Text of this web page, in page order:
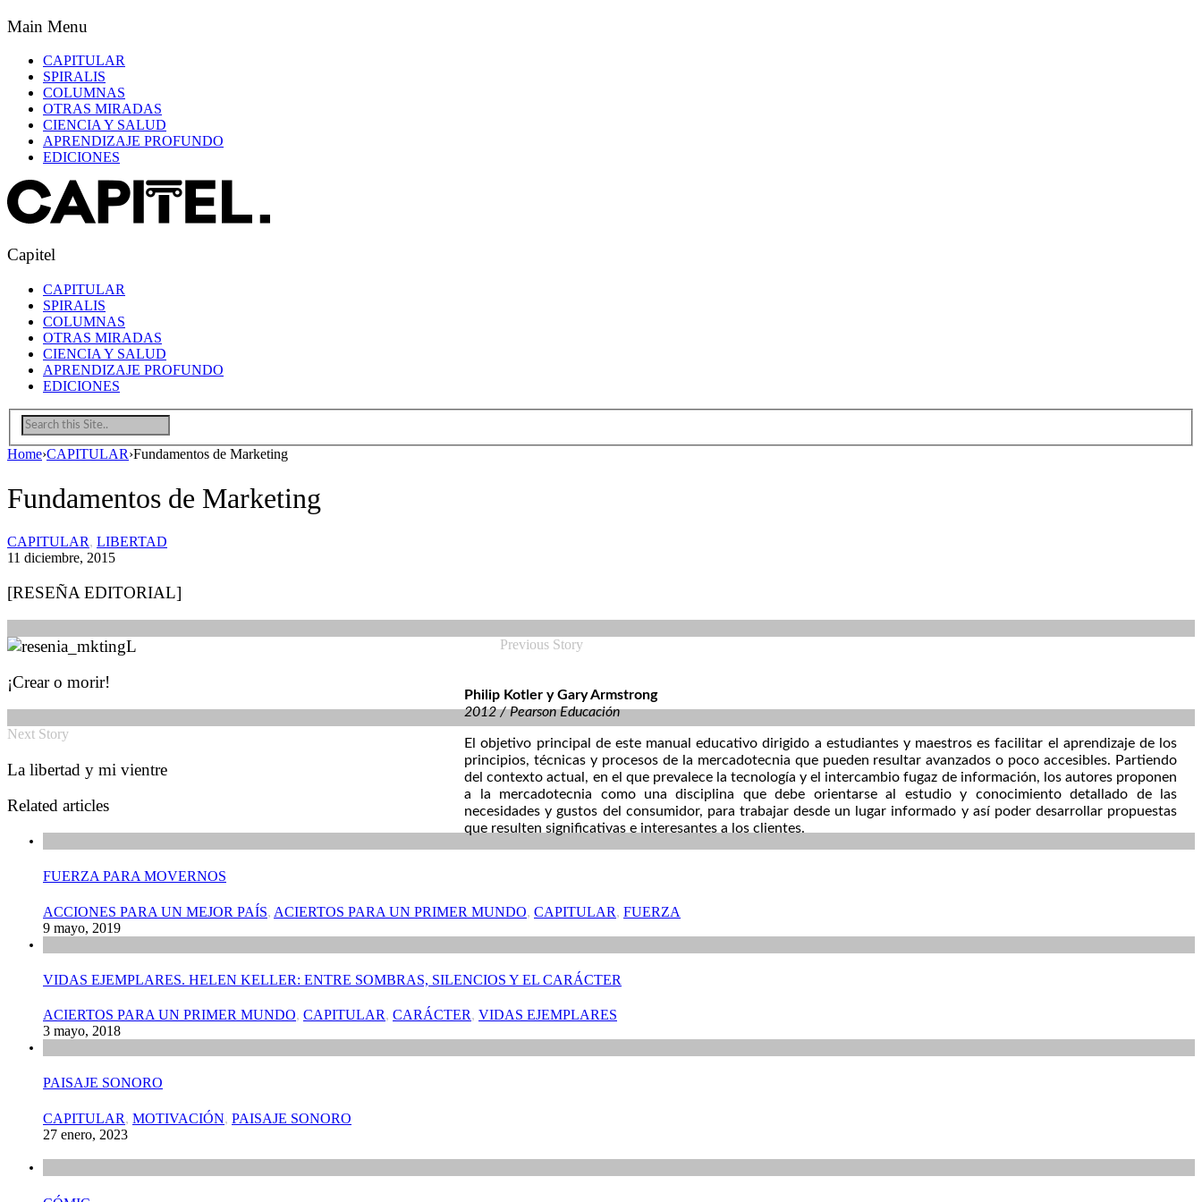
Main Menu
CAPITULAR
SPIRALIS
COLUMNAS
OTRAS MIRADAS
CIENCIA Y SALUD
APRENDIZAJE PROFUNDO
EDICIONES
Capitel
CAPITULAR
SPIRALIS
COLUMNAS
OTRAS MIRADAS
CIENCIA Y SALUD
APRENDIZAJE PROFUNDO
EDICIONES
Home›CAPITULAR›Fundamentos de Marketing
Fundamentos de Marketing
CAPITULAR, LIBERTAD
11 diciembre, 2015
[RESEÑA EDITORIAL]
Philip Kotler y Gary Armstrong
2012 / Pearson Educación
El objetivo principal de este manual educativo dirigido a estudiantes y maestros es facilitar el aprendizaje de los
principios, técnicas y procesos de la mercadotecnia que pueden resultar avanzados o poco accesibles. Partiendo
del contexto actual, en el que prevalece la tecnología y el intercambio fugaz de información, los autores proponen
a la mercadotecnia como una disciplina que debe orientarse al estudio y conocimiento detallado de las
necesidades y gustos del consumidor, para trabajar desde un lugar informado y así poder desarrollar propuestas
que resulten significativas e interesantes a los clientes.
Previous Story
¡Crear o morir!
Next Story
La libertad y mi vientre
Related articles
FUERZA PARA MOVERNOS
ACCIONES PARA UN MEJOR PAÍS, ACIERTOS PARA UN PRIMER MUNDO, CAPITULAR, FUERZA
9 mayo, 2019
VIDAS EJEMPLARES. HELEN KELLER: ENTRE SOMBRAS, SILENCIOS Y EL CARÁCTER
ACIERTOS PARA UN PRIMER MUNDO, CAPITULAR, CARÁCTER, VIDAS EJEMPLARES
3 mayo, 2018
PAISAJE SONORO
CAPITULAR, MOTIVACIÓN, PAISAJE SONORO
27 enero, 2023